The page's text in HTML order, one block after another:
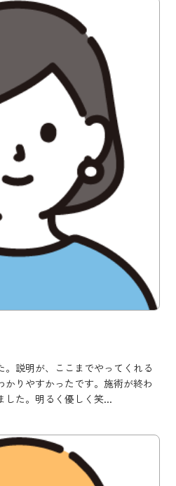
。説明が、ここまでやってくれる
かりやすかったです。施術が終わ
した。明るく優しく笑...